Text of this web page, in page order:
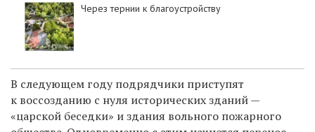
Через тернии к благоустройству
В следующем году подрядчики приступят
к воссозданию с нуля исторических зданий —
«царской беседки» и здания вольного пожарного